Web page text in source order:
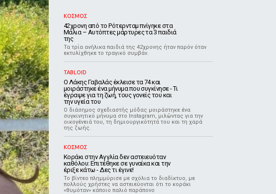
ΚΟΣΜΟΣ
42χρονη από το Ρότερνταμ πνίγηκε στα
Μάλια – Αυτόπτες μάρτυρες τα 3 παιδιά
της
Τα τρία ανήλικα παιδιά της 42χρονης ήταν παρόν όταν
εκτυλίχθηκε το τραγικό συμβάν.
TABLOID
Ο Λάκης Γαβαλάς έκλεισε τα 74 και
μοιράστηκε ένα μήνυμα που συγκίνησε - Τι
έγραψε για τη ζωή, τους γονείς του και
την υγεία του
Ο διάσημος σχεδιαστής μόδας μοιράστηκε ένα
συγκινητικό μήνυμα στο Instagram, μιλώντας για την
οικογένειά του, τη δημιουργικότητά του και τη χαρά
της ζωής.
ΚΟΣΜΟΣ
Kοράκι στην Αγγλία δεν αστειευόταν
καθόλου: Επιτέθηκε σε γυναίκα και την
έριξε κάτω - Δες τι έγινε!
Το βίντεο πλημμύρισε με σχόλια το διαδίκτυο, με
πολλούς χρήστες να αστειεύονται ότι το κοράκι
«θυμόταν» κάποιο παλιό παράπονο